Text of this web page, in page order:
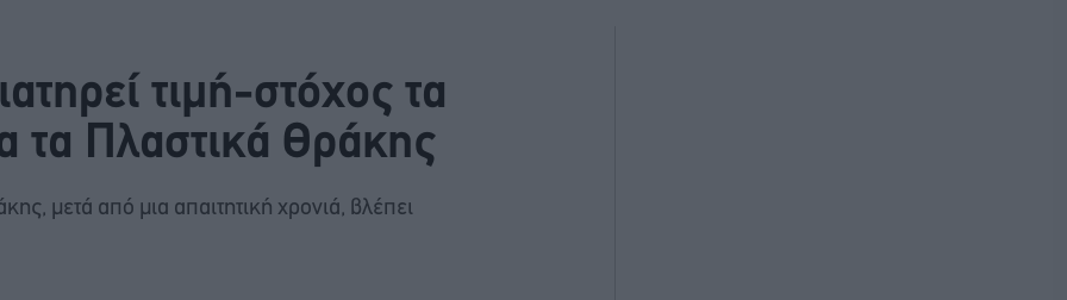
τιμή-στόχος τα
τα Πλαστικά Θράκης
μετά από μια απαιτητική χρονιά, βλέπει